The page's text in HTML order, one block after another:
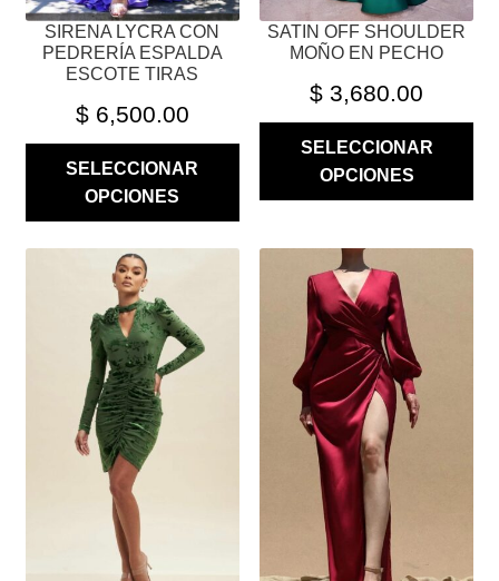
SIRENA LYCRA CON
PEDRERÍA ESPALDA
ESCOTE TIRAS
$6,500.00
SELECCIONAR
OPCIONES
PÁGINA
DE
PRODUCTO
SATIN OFF SHOULDER
MOÑO EN PECHO
$ 3,680.00
SELECCIONAR
OPCIONES
PÁGINA
DE
PRODUCTO
MÚLTIPLES
VARIANTES.
OPCIONES
PRODUCTO
TIENE
MÚLTIPLES
VARIANTES.
OPCIONES
PUEDEN
ELEGIR